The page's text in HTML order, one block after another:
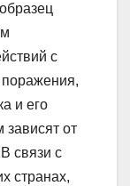
с
и его
зависят от
связи с
странах,